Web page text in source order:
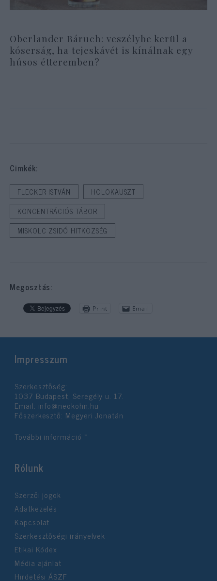
Oberlander Báruch: veszélybe kerül a
kóserság, ha tejeskávét is kínálnak egy
húsos étteremben?
Cimkék:
FLECKER ISTVÁN
HOLOKAUSZT
KONCENTRÁCIÓS TÁBOR
MISKOLC ZSIDÓ HITKÖZSÉG
Megosztás:
Print Email
Impresszum
Szerkesztőség:
1037 Budapest, Seregély u. 17.
Email: info@neokohn.hu
Főszerkesztő: Megyeri Jonatán
További információ »
Rólunk
Szerzői jogok
Adatkezelés
Kapcsolat
Szerkesztőségi irányelvek
Etikai Kódex
Média ajánlat
Hirdetési ÁSZF